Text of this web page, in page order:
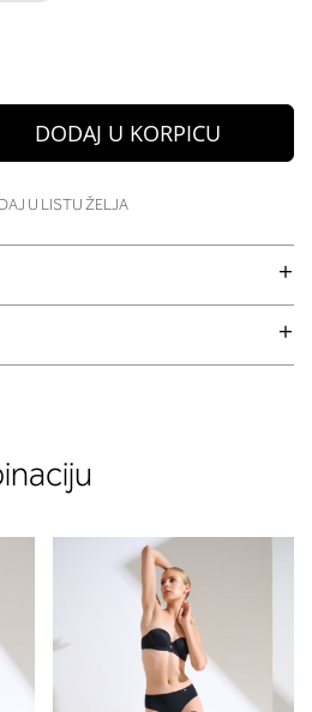
DODAJ U KORPICU
U LISTU ŽELJA